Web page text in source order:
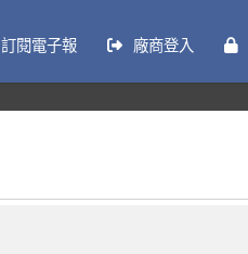
訂閱電子報 廠商登入